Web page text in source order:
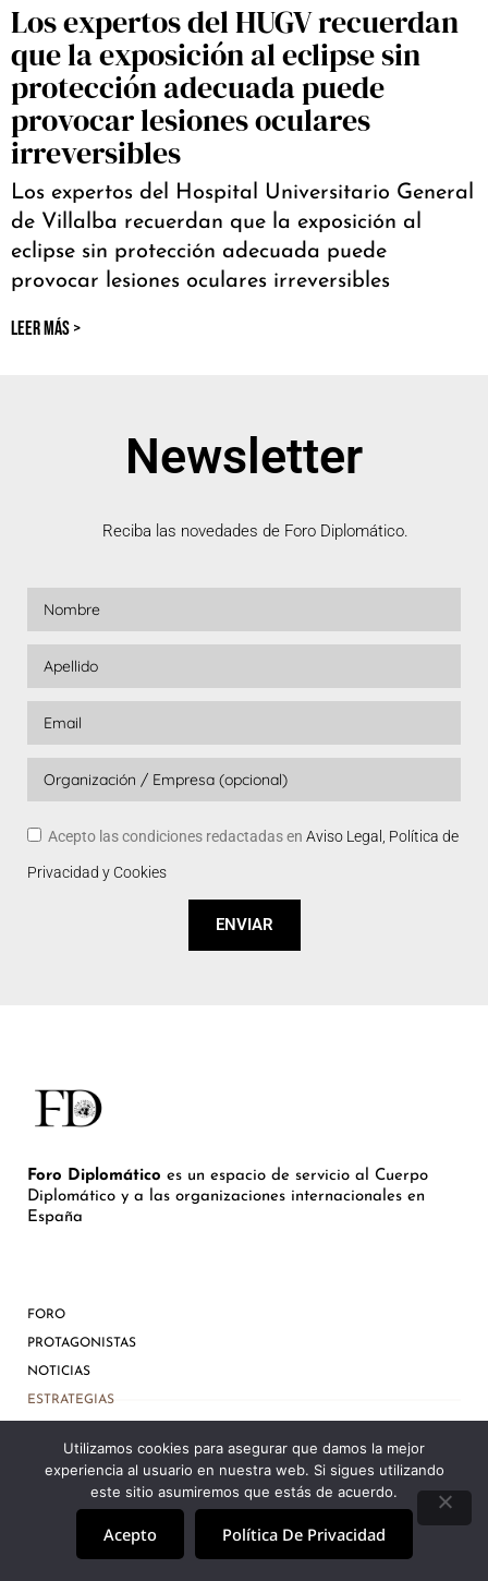
Los expertos del HUGV recuerdan
que la exposición al eclipse sin
protección adecuada puede
provocar lesiones oculares
irreversibles
Los expertos del Hospital Universitario General
de Villalba recuerdan que la exposición al
eclipse sin protección adecuada puede
provocar lesiones oculares irreversibles
LEER MÁS >
Newsletter
Reciba las novedades de Foro Diplomático.
Acepto las condiciones redactadas en Aviso Legal, Política de
Privacidad y Cookies
ENVIAR
Foro Diplomático es un espacio de servicio al Cuerpo
Diplomático y a las organizaciones internacionales en
España
FORO
PROTAGONISTAS
NOTICIAS
ESTRATEGIAS
CONTACTO
Contacto
Utilizamos cookies para asegurar que damos la mejor
experiencia al usuario en nuestra web. Si sigues utilizando
este sitio asumiremos que estás de acuerdo.
Acepto Política De Privacidad